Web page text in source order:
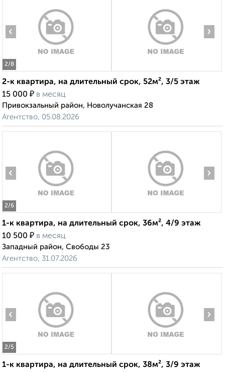
2/8
‹ ›
2-к квартира, на длительный срок, 52м², 3/5 этаж
15 000 ₽ в месяц
Привокзальный район, Новолучанская 28
Агентство, 05.08.2026
2/6
‹ ›
1-к квартира, на длительный срок, 36м², 4/9 этаж
10 500 ₽ в месяц
Западный район, Свободы 23
Агентство, 31.07.2026
2/5
‹ ›
1-к квартира, на длительный срок, 38м², 3/9 этаж